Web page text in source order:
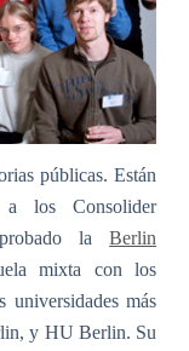
públicas. Están
a los Consolider
laBerlin
mixta con los
universidades más
y HU Berlin. Su